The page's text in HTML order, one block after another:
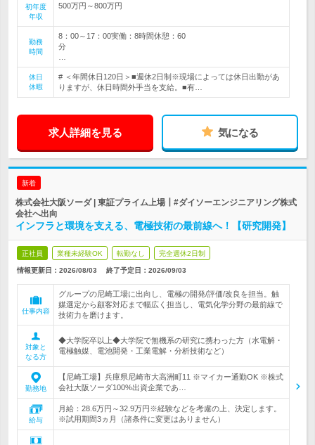
初年度
年収
500万円～800万円
勤務
時間
8：00～17：00実働：8時間休憩：60
分
休日
休暇
# ＜年間休日120日＞■週休2日制※現場によっては休日出勤があ
りますが、休日時間外手当を支給。■有…
求人詳細を見る 気になる
新着
株式会社大阪ソーダ | 東証プライム上場┃#ダイソーエンジニアリング株式
会社へ出向
インフラと環境を支える、電極技術の最前線へ！【研究開発】
正社員 業種未経験OK 転勤なし 完全週休2日制
情報更新日：2026/08/03 終了予定日： 2026/09/03
仕事内容
グループの尼崎工場に出向し、電極の開発/評価/改良を担当。触
媒選定から顧客対応まで幅広く担当し、電気化学分野の最前線で
技術力を磨けます。
対象と
なる方
◆大学院卒以上◆大学院で無機系の研究に携わった方（水電解・
電極触媒、電池開発・工業電解・分析技術など）
勤務地
【尼崎工場】兵庫県尼崎市大高洲町11 ※マイカー通勤OK ※株式
会社大阪ソーダ100%出資企業であ…
給与
月給：28.6万円～32.9万円※経験などを考慮の上、決定します。
※試用期間3ヵ月（諸条件に変更はありません）